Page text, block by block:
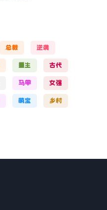
总裁 逆袭
重生 古代
马甲 女强
萌宝 乡村